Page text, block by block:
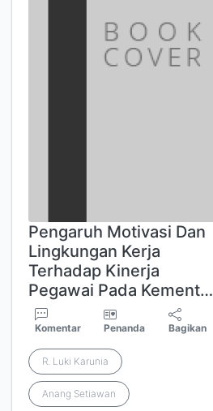
Pengaruh Motivasi Dan
Lingkungan Kerja
Terhadap Kinerja
Pegawai Pada Kement…
Komentar Penanda Bagikan
R. Luki Karunia
Anang Setiawan